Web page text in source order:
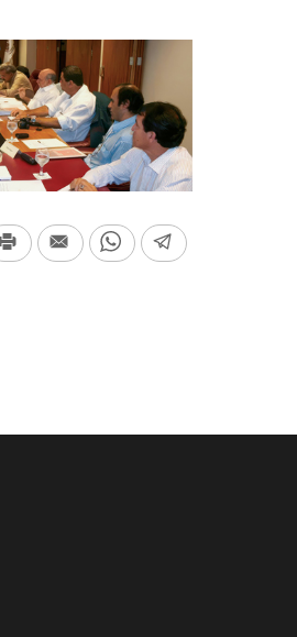
Print Email WhatsAppTelegram